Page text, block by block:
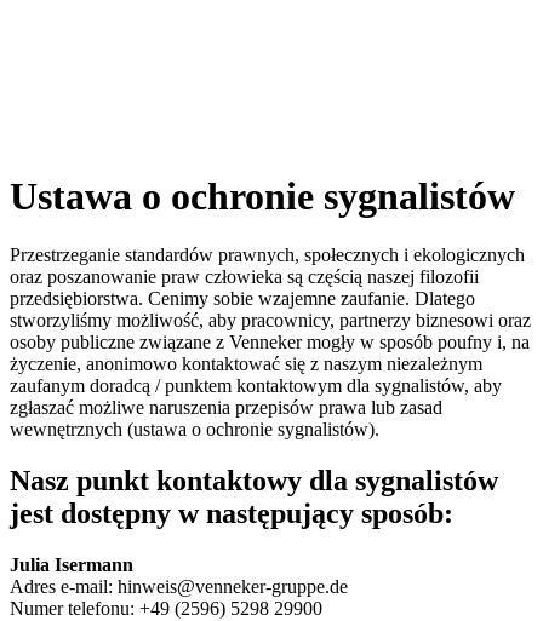
Ustawa o ochronie sygnalistów
Przestrzeganie standardów prawnych, społecznych i ekologicznych
oraz poszanowanie praw człowieka są częścią naszej filozofii
przedsiębiorstwa. Cenimy sobie wzajemne zaufanie. Dlatego
stworzyliśmy możliwość, aby pracownicy, partnerzy biznesowi oraz
osoby publiczne związane z Venneker mogły w sposób poufny i, na
życzenie, anonimowo kontaktować się z naszym niezależnym
zaufanym doradcą / punktem kontaktowym dla sygnalistów, aby
zgłaszać możliwe naruszenia przepisów prawa lub zasad
wewnętrznych (ustawa o ochronie sygnalistów).
Nasz punkt kontaktowy dla sygnalistów
jest dostępny w następujący sposób:
Julia Isermann
Adres e-mail: hinweis@venneker-gruppe.de
Numer telefonu: +49 (2596) 5298 29900